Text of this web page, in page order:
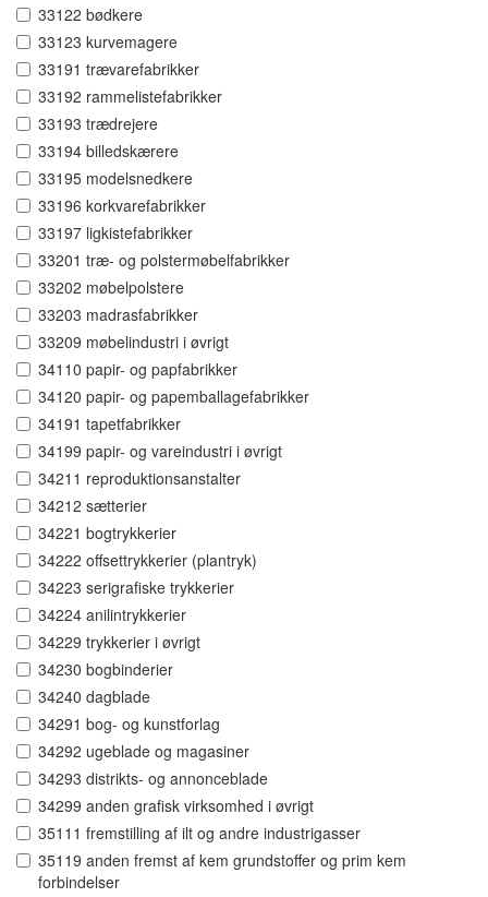
33122 bødkere
33123 kurvemagere
33191 trævarefabrikker
33192 rammelistefabrikker
33193 trædrejere
33194 billedskærere
33195 modelsnedkere
33196 korkvarefabrikker
33197 ligkistefabrikker
33201 træ- og polstermøbelfabrikker
33202 møbelpolstere
33203 madrasfabrikker
33209 møbelindustri i øvrigt
34110 papir- og papfabrikker
34120 papir- og papemballagefabrikker
34191 tapetfabrikker
34199 papir- og vareindustri i øvrigt
34211 reproduktionsanstalter
34212 sætterier
34221 bogtrykkerier
34222 offsettrykkerier (plantryk)
34223 serigrafiske trykkerier
34224 anilintrykkerier
34229 trykkerier i øvrigt
34230 bogbinderier
34240 dagblade
34291 bog- og kunstforlag
34292 ugeblade og magasiner
34293 distrikts- og annonceblade
34299 anden grafisk virksomhed i øvrigt
35111 fremstilling af ilt og andre industrigasser
35119 anden fremst af kem grundstoffer og prim kem
forbindelser